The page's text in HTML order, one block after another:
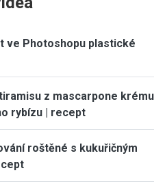
ve Photoshopu plastické
z mascarpone krému
rybízu | recept
roštěné s kukuřičným